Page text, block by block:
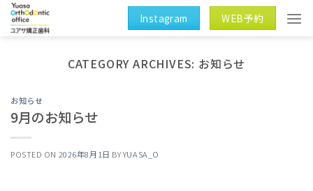
Skip
Instagram WEB予約
CATEGORY ARCHIVES: お知らせ
お知らせ
9月のお知らせ
POSTED ON 2026年8月1日 BYYUASA_O